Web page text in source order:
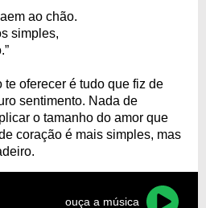
ao chão.
simples,
oferecer é tudo que fiz de
sentimento. Nada de
o tamanho do amor que
coração é mais simples, mas
ouça a música